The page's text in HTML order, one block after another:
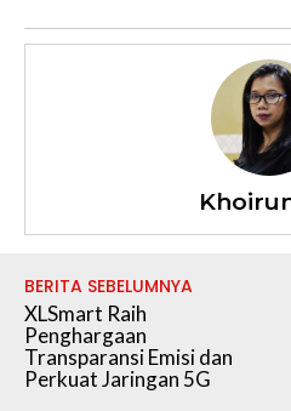
BERITA SEBELUMNYA
XLSmart Raih
Penghargaan
Transparansi Emisi dan
Perkuat Jaringan 5G